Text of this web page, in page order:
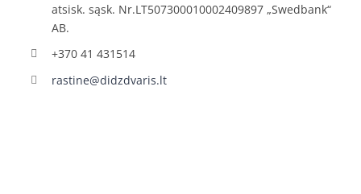
atsisk. sąsk. Nr.LT507300010002409897 „Swedbank“
AB.
+370 41 431514
rastine@didzdvaris.lt